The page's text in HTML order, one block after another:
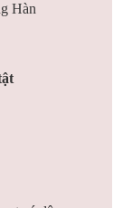
Hàn